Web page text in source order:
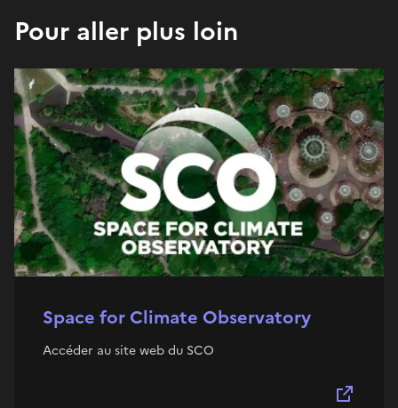
Pour aller plus loin
Space for Climate Observatory
Accéder au site web du SCO